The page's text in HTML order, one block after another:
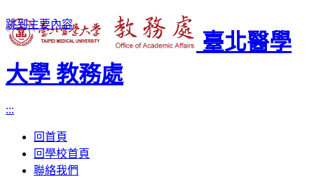
跳到主要內容
臺北醫學
大學 教務處
:::
回首頁
回學校首頁
聯絡我們